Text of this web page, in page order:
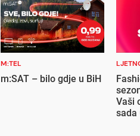
M:TEL
m:SAT – bilo gdje u BiH
Vaši
sada